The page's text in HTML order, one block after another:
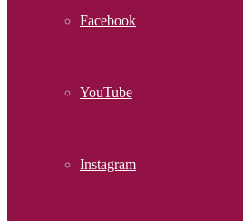
Facebook
YouTube
Instagram